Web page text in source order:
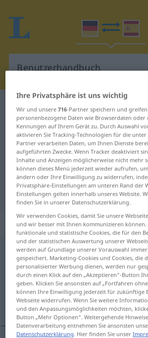
Deutsch-Spanisch Wörterbuch
Benutzerhandbuch
Deutsch-Spanisch
"Benutzerhandbuch"
"Benutzerhandbuch"
Übersetzung
„Benutzerhandbuch“:
Benutzerhandbuch n <
Übersicht aller Übersetzungen
(Für mehr Details die Übersetzung
manual, guía del usuario
Ihre Privatsphäre ist uns wichtig
Wir und unsere716-Partner speichern und
personenbezogene Daten wie Browserdaten oder
Kennungen auf Ihrem Gerät zu. Durch Auswahl
aktivieren Sie Tracking-Technologien für die
Partner verarbeiten Daten, um Ihnen Dienste
aufgeführten Zwecke. Wenn Tracker deaktiviert
Inhalte und Anzeigen möglicherweise nicht mehr
können dieses Menü jederzeit wieder aufrufen,
ändern oder Ihre Einwilligung zu widerrufen,
Privatsphäre-Einstellungen am unteren Rand der
Einstellungen gelten innerhalb unseres Website.
finden Sie in unserer Datenschutzerklärung.
Wir verwenden Cookies, damit Sie unsere
und wir besser mit Ihnen kommunizieren können.
funktionale und statistische Cookies, die für den
und der statistischen Auswertung unserer
werden auf Grundlage unserer Vorauswahl
gespeichert. Marketing-Cookies und Cookies, die
personalisierter Werbung dienen, werden nur
durch einen Klick auf den „Akzeptieren“-Button
geben. Klicken Sie ansonsten auf „Fortfahren
können Ihre Einwilligung jederzeit für zukünftige
Webseite widerrufen. Wenn Sie weitere
und den Anpassungsmöglichkeiten möchten,
Button „Mehr Optionen“. Weitergehende
Datenverarbeitung entnehmen Sie ansonsten
Datenschutzerklärung. Hier finden Sie unser